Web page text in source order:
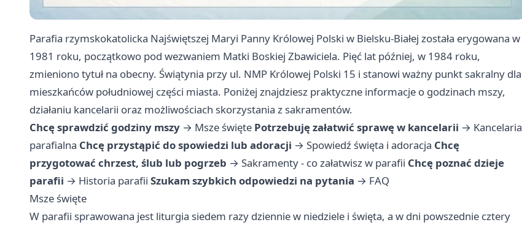
Parafia rzymskokatolicka Najświętszej Maryi Panny Królowej Polski w Bielsku-Białej została erygowana w
1981 roku, początkowo pod wezwaniem Matki Boskiej Zbawiciela. Pięć lat później, w 1984 roku,
zmieniono tytuł na obecny. Świątynia przy ul. NMP Królowej Polski 15 i stanowi ważny punkt sakralny dla
mieszkańców południowej części miasta. Poniżej znajdziesz praktyczne informacje o godzinach mszy,
działaniu kancelarii oraz możliwościach skorzystania z sakramentów.
Chcę sprawdzić godziny mszy → Msze święte Potrzebuję załatwić sprawę w kancelarii → Kancelaria
parafialna Chcę przystąpić do spowiedzi lub adoracji → Spowiedź święta i adoracja Chcę
przygotować chrzest, ślub lub pogrzeb → Sakramenty - co załatwisz w parafii Chcę poznać dzieje
parafii → Historia parafii Szukam szybkich odpowiedzi na pytania → FAQ
Msze święte
W parafii sprawowana jest liturgia siedem razy dziennie w niedziele i święta, a w dni powszednie cztery